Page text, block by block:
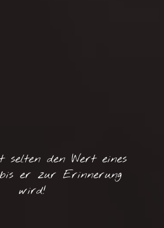
den Wert eines
er zur Erinnerung
wird!